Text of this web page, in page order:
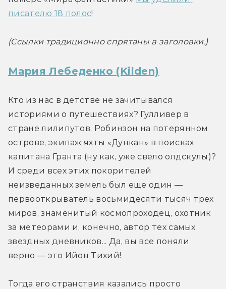
писателю 18 полос!
(Ссылки традиционно спрятаны в заголовки.)
Мария Лебеденко (Kilden)
Кто из нас в детстве не зачитывался
историями о путешествиях? Гулливер в
стране лилипутов, Робинзон на потерянном
острове, экипаж яхты «Дункан» в поисках
капитана Гранта (ну как, уже свело олдскулы)?
И среди всех этих покорителей
неизведанных земель был еще один —
первооткрыватель восьмидесяти тысяч трех
миров, знаменитый космопроходец, охотник
за метеорами и, конечно, автор тех самых
звездных дневников... Да, вы все поняли
верно — это Ийон Тихий!
Тогда его странствия казались просто